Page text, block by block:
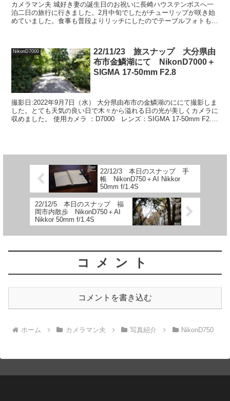
カメラマン夫 城好き妻の誕生日のお祝いに長崎ハウステンボスへ一
泊二日の旅行に行きました。2月中旬でしたがチューリップが咲き始
めていました。食事も普段よりリッチにしたのでテーブルフォトもア
NikonD7000
22/11/23 旅スナップ 大分県由
布市金鱗湖にて NikonD7000＋
SIGMA 17-50mm F2.8
撮影日:2022年9月7日（水） 大分県由布市の金鱗湖のににて撮影しま
した。とても天気の良い日で木々から溢れる日の光が美しくカメラに
収めました。 使用カメラ ：D7000 レンズ：SIGMA 17-50mm F2.8
22/12/3 本日のスナップ 手
帳 NikonD750＋AI Nikkor
50mm f/1.4S
22/12/5 本日のスナップ 福
岡市内散歩 NikonD750＋AI
Nikkor 50mm f/1.4S
コメント
コメントを書き込む
ホーム カメラマン夫 写真紹介 NikonD750